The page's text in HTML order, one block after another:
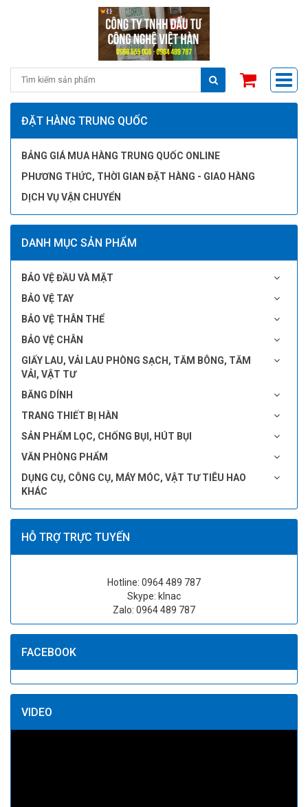
ĐẶT HÀNG TRUNG QUỐC
BẢNG GIÁ MUA HÀNG TRUNG QUỐC ONLINE
PHƯƠNG THỨC, THỜI GIAN ĐẶT HÀNG - GIAO HÀNG
DỊCH VỤ VẬN CHUYỂN
DANH MỤC SẢN PHẨM
BẢO VỆ ĐẦU VÀ MẶT
BẢO VỆ TAY
BẢO VỆ THÂN THỂ
BẢO VỆ CHÂN
GIẤY LAU, VẢI LAU PHÒNG SẠCH, TĂM BÔNG, TĂM
VẢI, VẬT TƯ
BĂNG DÍNH
TRANG THIẾT BỊ HÀN
SẢN PHẨM LỌC, CHỐNG BỤI, HÚT BỤI
VĂN PHÒNG PHẨM
DỤNG CỤ, CÔNG CỤ, MÁY MÓC, VẬT TƯ TIÊU HAO
KHÁC
HỖ TRỢ TRỰC TUYẾN
Hotline: 0964 489 787
Skype: klnac
Zalo: 0964 489 787
FACEBOOK
VIDEO